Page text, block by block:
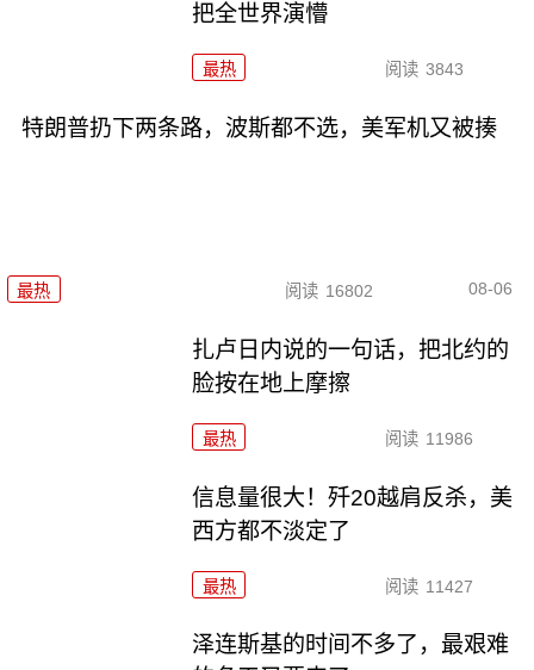
把全世界演懵
最热 阅读 3843
特朗普扔下两条路，波斯都不选，美军机又被揍
最热 阅读 16802 08-06
扎卢日内说的一句话，把北约的
脸按在地上摩擦
最热 阅读 11986
信息量很大！歼20越肩反杀，美
西方都不淡定了
最热 阅读 11427
泽连斯基的时间不多了，最艰难